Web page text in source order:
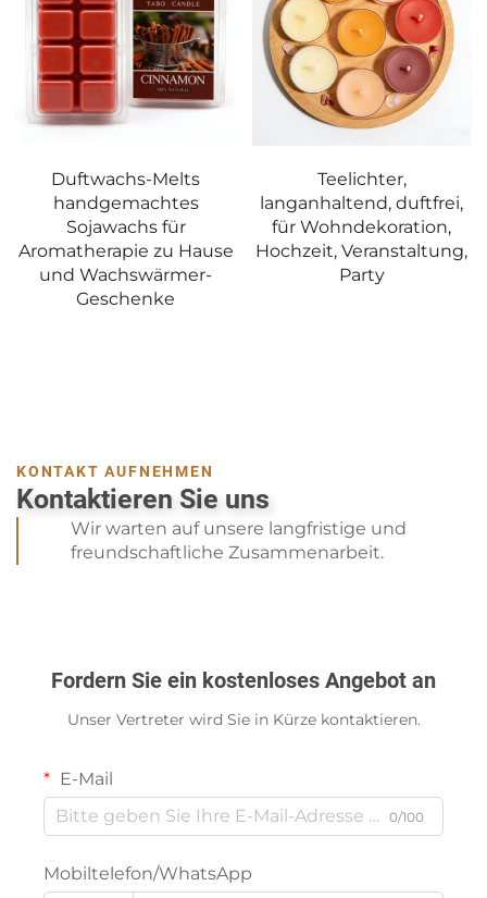
Duftwachs-Melts
handgemachtes
Sojawachs für
Aromatherapie zu Hause
und Wachswärmer-
Geschenke
Teelichter,
langanhaltend, duftfrei,
für Wohndekoration,
Hochzeit, Veranstaltung,
Party
KONTAKT AUFNEHMEN
Kontaktieren Sie uns
Wir warten auf unsere langfristige und
freundschaftliche Zusammenarbeit.
Fordern Sie ein kostenloses Angebot an
Unser Vertreter wird Sie in Kürze kontaktieren.
E-Mail
0/100
Mobiltelefon/WhatsApp